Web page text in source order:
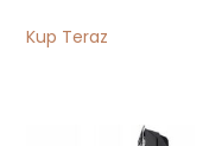
Kup Teraz